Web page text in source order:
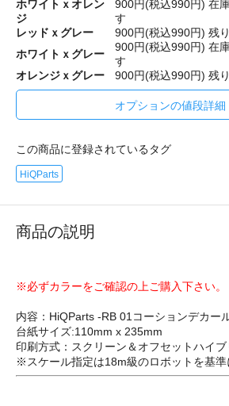
ホワイトｘオレン
ジ
900円(税込990円) 在
す
レッドｘグレー
900円(税込990円) 残
ホワイトｘグレー
900円(税込990円) 在
す
オレンジｘグレー
900円(税込990円) 残
オプションの値段詳細
この商品に登録されているタグ
HiQParts
商品の説明
※必ずカラーをご確認の上ご購入下さい。
内容：HiQParts -RB 01コーションデカー
台紙サイズ:110mm x 235mm
印刷方式：スクリーン＆オフセットハイブ
※スケール指定は18m級のロボットを基準